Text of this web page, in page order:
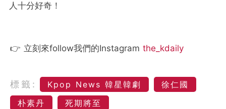
人十分好奇！
👉 立刻來follow我們的Instagram the_kdaily
標籤: Kpop News 韓星韓劇
徐仁國
朴素丹
死期將至